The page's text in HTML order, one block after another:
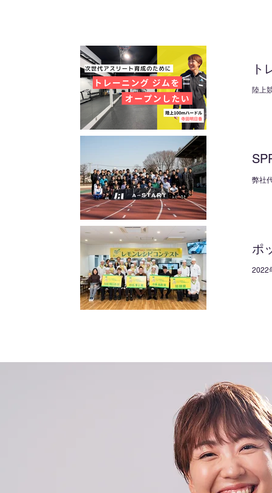
ト
グ
陸上
弊社
ポ
2022